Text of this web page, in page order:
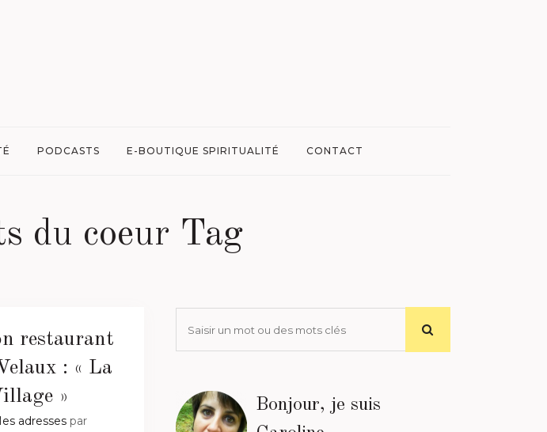
PODCASTS E-BOUTIQUE SPIRITUALITÉ CONTACT
du coeur Tag
restaurant
: « La
»
adresses par
Bonjour, je suis